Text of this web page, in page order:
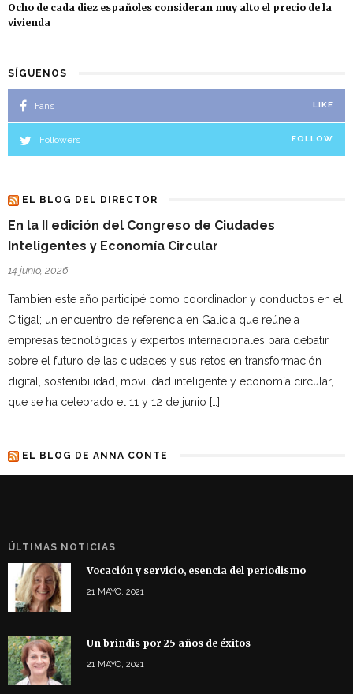
Ocho de cada diez españoles consideran muy alto el precio de la
vivienda
SÍGUENOS
Fans LIKE
Followers FOLLOW
EL BLOG DEL DIRECTOR
En la II edición del Congreso de Ciudades
Inteligentes y Economía Circular
14 junio, 2026
Tambien este año participé como coordinador y conductos en el
Citigal; un encuentro de referencia en Galicia que reúne a
empresas tecnológicas y expertos internacionales para debatir
sobre el futuro de las ciudades y sus retos en transformación
digital, sostenibilidad, movilidad inteligente y economía circular,
que se ha celebrado el 11 y 12 de junio […]
EL BLOG DE ANNA CONTE
ÚLTIMAS NOTICIAS
Vocación y servicio, esencia del periodismo
21 MAYO, 2021
Un brindis por 25 años de éxitos
21 MAYO, 2021